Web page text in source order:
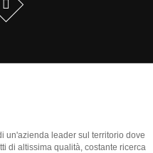
un'azienda leader sul territorio dove
di altissima qualità, costante ricerca